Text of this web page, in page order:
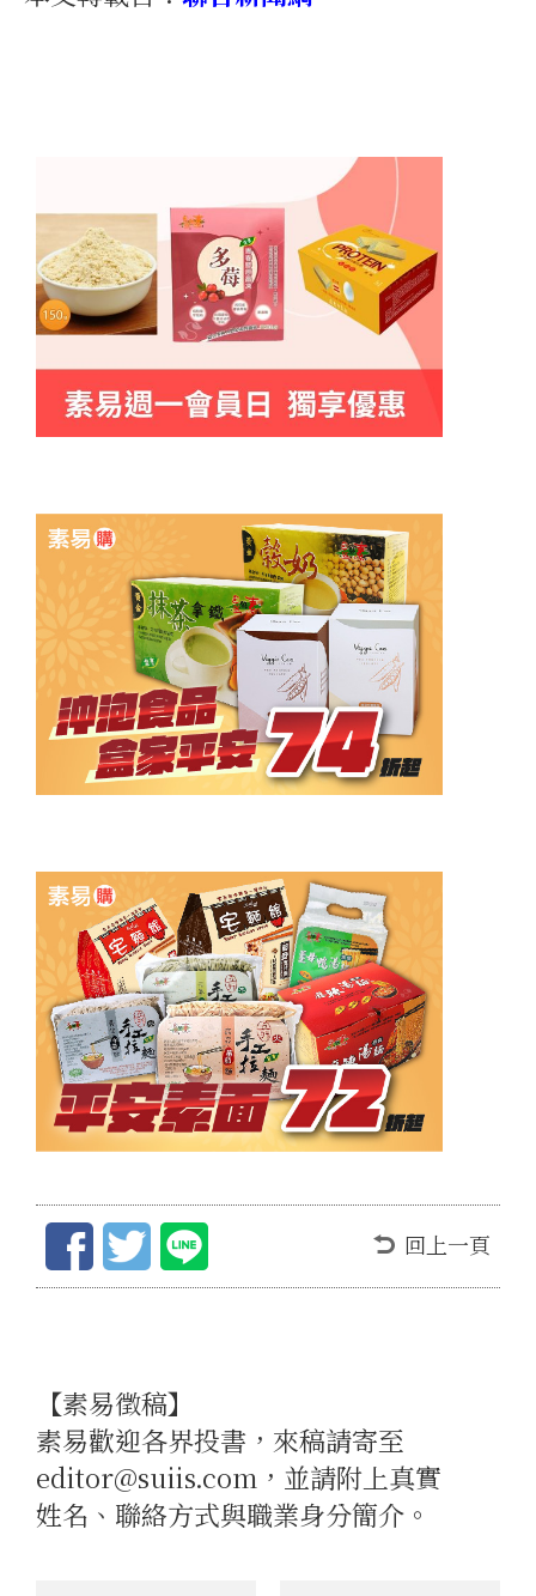
回上一頁
【素易徵稿】
素易歡迎各界投書，來稿請寄至
editor@suiis.com，並請附上真實
姓名、聯絡方式與職業身分簡介。